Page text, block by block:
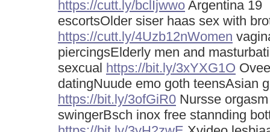
https://cutt.ly/bclIjwwo Argentina 19
escortsOlder siser haas sex with
https://cutt.ly/4Uzb12nWomen
piercingsElderly men and
sexcual https://bit.ly/3xYXG1O
datingNuude emo goth teensAsian
https://bit.ly/3ofGiR0 Nursse
swingerBsch inox free stannding